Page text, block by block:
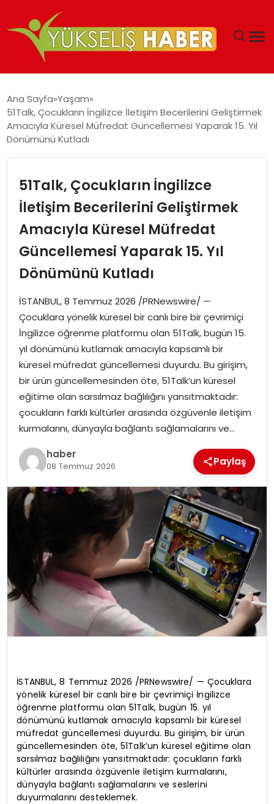
MALIYETLERINI AZALTIYOR’
Ana Sayfa Yaşam
51Talk, Çocukların İngilizce İletişim Becerilerini Geliştirmek
Amacıyla Küresel Müfredat Güncellemesi Yaparak 15. Yıl
Dönümünü Kutladı
51Talk, Çocukların İngilizce
İletişim Becerilerini Geliştirmek
Amacıyla Küresel Müfredat
Güncellemesi Yaparak 15. Yıl
Dönümünü Kutladı
İSTANBUL, 8 Temmuz 2026 /PRNewswire/ —
Çocuklara yönelik küresel bir canlı bire bir çevrimiçi
İngilizce öğrenme platformu olan 51Talk, bugün 15.
yıl dönümünü kutlamak amacıyla kapsamlı bir
küresel müfredat güncellemesi duyurdu. Bu girişim,
bir ürün güncellemesinden öte, 51Talk’un küresel
eğitime olan sarsılmaz bağlılığını yansıtmaktadır:
çocukların farklı kültürler arasında özgüvenle iletişim
kurmalarını, dünyayla bağlantı sağlamalarını ve…
haber
08 Temmuz 2026 Paylaş
İSTANBUL, 8 Temmuz 2026 /PRNewswire/ — Çocuklara
yönelik küresel bir canlı bire bir çevrimiçi İngilizce
öğrenme platformu olan 51Talk, bugün 15. yıl
dönümünü kutlamak amacıyla kapsamlı bir küresel
müfredat güncellemesi duyurdu. Bu girişim, bir ürün
güncellemesinden öte, 51Talk’un küresel eğitime olan
sarsılmaz bağlılığını yansıtmaktadır: çocukların farklı
kültürler arasında özgüvenle iletişim kurmalarını,
dünyayla bağlantı sağlamalarını ve seslerini
duyurmalarını desteklemek.